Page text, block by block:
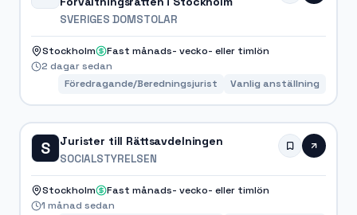
SVERIGES DOMSTOLAR
Stockholm
Fast månads- vecko- eller timlön
2 dagar sedan
Föredragande/Beredningsjurist
Vanlig anställning
S Jurister till Rättsavdelningen
SOCIALSTYRELSEN
Stockholm
Fast månads- vecko- eller timlön
1 månad sedan